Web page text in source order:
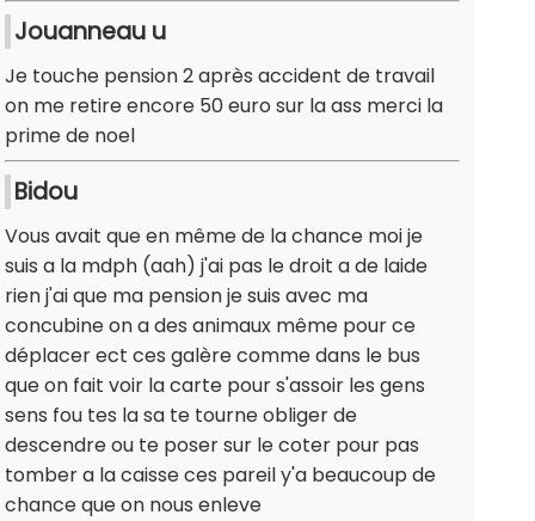
Jouanneau u
Je touche pension 2 après accident de travail
on me retire encore 50 euro sur la ass merci la
prime de noel
Bidou
Vous avait que en même de la chance moi je
suis a la mdph (aah) j'ai pas le droit a de laide
rien j'ai que ma pension je suis avec ma
concubine on a des animaux même pour ce
déplacer ect ces galère comme dans le bus
que on fait voir la carte pour s'assoir les gens
sens fou tes la sa te tourne obliger de
descendre ou te poser sur le coter pour pas
tomber a la caisse ces pareil y'a beaucoup de
chance que on nous enleve